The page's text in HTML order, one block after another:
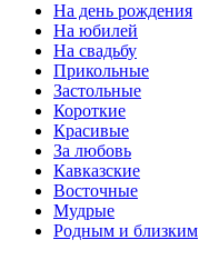
На день рождения
На юбилей
На свадьбу
Прикольные
Застольные
Короткие
Красивые
За любовь
Кавказские
Восточные
Мудрые
Родным и близким